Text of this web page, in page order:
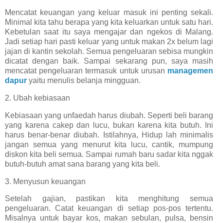
Mencatat keuangan yang keluar masuk ini penting sekali.
Minimal kita tahu berapa yang kita keluarkan untuk satu hari.
Kebetulan saat itu saya mengajar dan ngekos di Malang.
Jadi setiap hari pasti keluar yang untuk makan 2x belum lagi
jajan di kantin sekolah. Semua pengeluaran sebisa mungkin
dicatat dengan baik. Sampai sekarang pun, saya masih
mencatat pengeluaran termasuk untuk urusan managemen
dapur yaitu menulis belanja mingguan.
2. Ubah kebiasaan
Kebiasaan yang unfaedah harus diubah. Seperti beli barang
yang karena cakep dan lucu, bukan karena kita butuh. Ini
harus benar-benar diubah. Istilahnya, Hidup lah minimalis
jangan semua yang menurut kita lucu, cantik, mumpung
diskon kita beli semua. Sampai rumah baru sadar kita nggak
butuh-butuh amat sana barang yang kita beli.
3. Menyusun keuangan
Setelah gajian, pastikan kita menghitung semua
pengeluaran. Catat keuangan di setiap pos-pos tertentu.
Misalnya untuk bayar kos, makan sebulan, pulsa, bensin